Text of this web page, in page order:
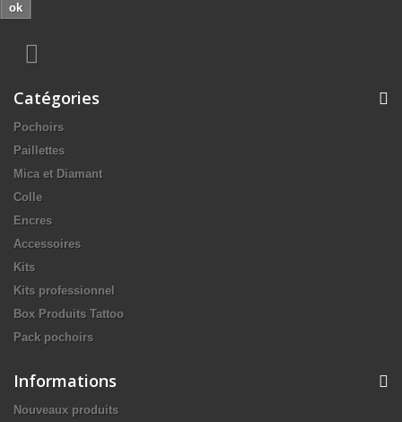
ok
Catégories
Pochoirs
Paillettes
Mica et Diamant
Colle
Encres
Accessoires
Kits
Kits professionnel
Box Produits Tattoo
Pack pochoirs
Informations
Nouveaux produits